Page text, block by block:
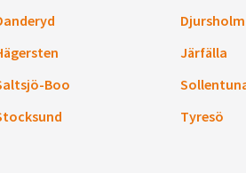
Djursholm
Järfälla
Boo
Tyresö